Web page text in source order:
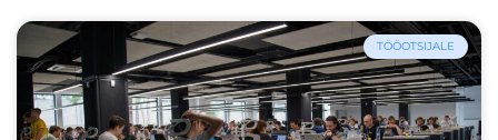
TÖÖOTSIJALE